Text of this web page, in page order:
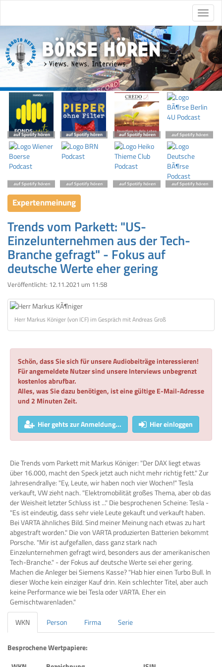
Expertenmeinung
Trends vom Parkett: "US-
Einzelunternehmen aus der Tech-
Branche gefragt" - Fokus auf
deutsche Werte eher gering
Veröffentlicht: 12.11.2021 um 11:58
Herr Markus Königer (von ICF) im Gespräch mit Andreas Groß
Schön, dass Sie sich für unsere Audiobeiträge interessieren!
Für angemeldete Nutzer sind unsere Interviews unbegrenzt
kostenlos abrufbar.
Alles, was Sie dazu benötigen, ist eine gültige E-Mail-Adresse
und 2 Minuten Zeit.
Hier gehts zur Anmeldung... Hier einloggen
Die Trends vom Parkett mit Markus Königer: "Der DAX liegt etwas
über 16.000, macht den Speck jetzt auch nicht mehr richtig fett." Zur
Jahresendrallye: "Ey, Leute, wir haben noch vier Wochen!" Tesla
verkauft, VW zieht nach. "Elektromobilität großes Thema, aber ob das
der Weisheit letzter Schluss ist ..." Die besprochenen Scheine: Tesla -
"Es ist eindeutig, dass sehr viele Leute gekauft und verkauft haben.
Bei VARTA ähnliches Bild. Sind meiner Meinung nach etwas zu hart
abgestraft worden." Die von VARTA produzierten Batterien bekommt
Porsche. "Mir ist aufgefallen, dass ganz stark nach
Einzelunternehmen gefragt wird, besonders aus der amerikanischen
Tech-Branche." - der Fokus auf deutsche Werte sei eher gering.
Machen die Anleger bei Siemens Kasse? "Hab hier einen Turbo Bull. In
dieser Woche kein einziger Kauf drin. Kein schlechter Titel, aber auch
keine Performance wie bei Tesla oder VARTA. Eher ein
Gemischtwarenladen."
WKN
Person Firma Serie
Besprochene Wertpapiere: